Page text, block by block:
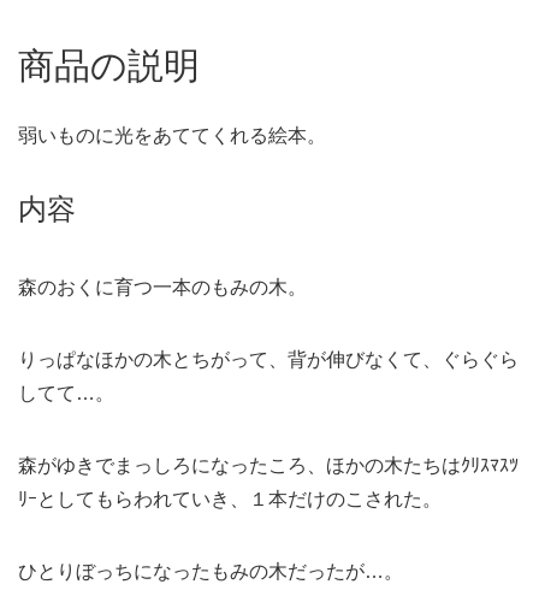
商品の説明
弱いものに光をあててくれる絵本。
内容
森のおくに育つ一本のもみの木。
りっぱなほかの木とちがって、背が伸びなくて、ぐらぐら
してて…。
森がゆきでまっしろになったころ、ほかの木たちはｸﾘｽﾏｽﾂ
ﾘｰとしてもらわれていき、１本だけのこされた。
ひとりぼっちになったもみの木だったが…。